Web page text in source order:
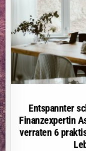
Entspannter
Finanzexpertin
verraten 6